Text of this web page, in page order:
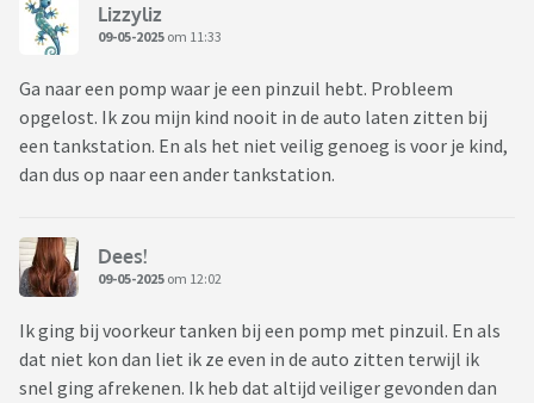
Lizzyliz
09-05-2025 om 11:33
Ga naar een pomp waar je een pinzuil hebt. Probleem
opgelost. Ik zou mijn kind nooit in de auto laten zitten bij
een tankstation. En als het niet veilig genoeg is voor je kind,
dan dus op naar een ander tankstation.
Dees!
09-05-2025 om 12:02
Ik ging bij voorkeur tanken bij een pomp met pinzuil. En als
dat niet kon dan liet ik ze even in de auto zitten terwijl ik
snel ging afrekenen. Ik heb dat altijd veiliger gevonden dan